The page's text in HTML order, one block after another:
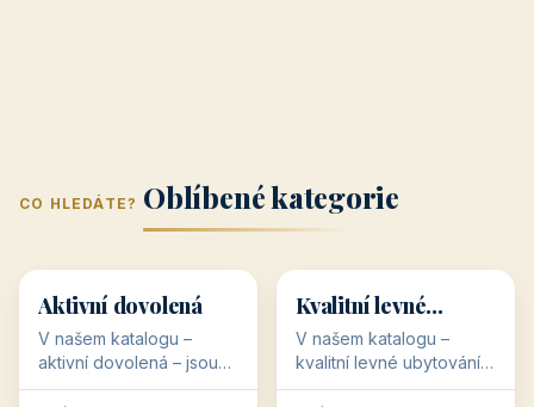
CO HLEDÁTE? Oblíbené kategorie
🥾 36 objektů
Aktivní dovolená
V našem katalogu –
aktivní dovolená – jsou
pro Vás připraveny
💰
💰
34 objektů
Kvalitní levné
ubytování
V našem katalogu –
kvalitní levné ubytování –
jsou pro Vás připraveny